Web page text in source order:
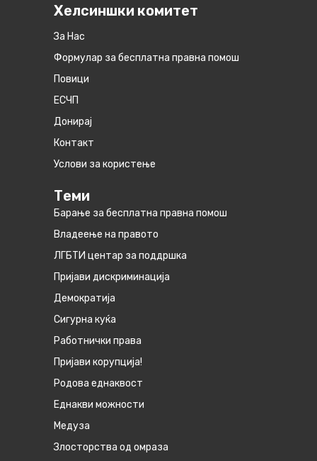
Хелсиншки комитет
За Нас
Формулар за бесплатна правна помош
Повици
ЕСЧП
Донирај
Контакт
Услови за користење
Теми
Барање за бесплатна правна помош
Владеење на правото
ЛГБТИ центар за поддршка
Пријави дискриминација
Демократија
Сигурна куќа
Работнички права
Пријави корупција!
Родова еднаквост
Eднакви можности
Медуза
Злосторства од омраза